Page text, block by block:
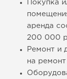
Покупка
аренда
200 000
Ремонт и
на ремонт